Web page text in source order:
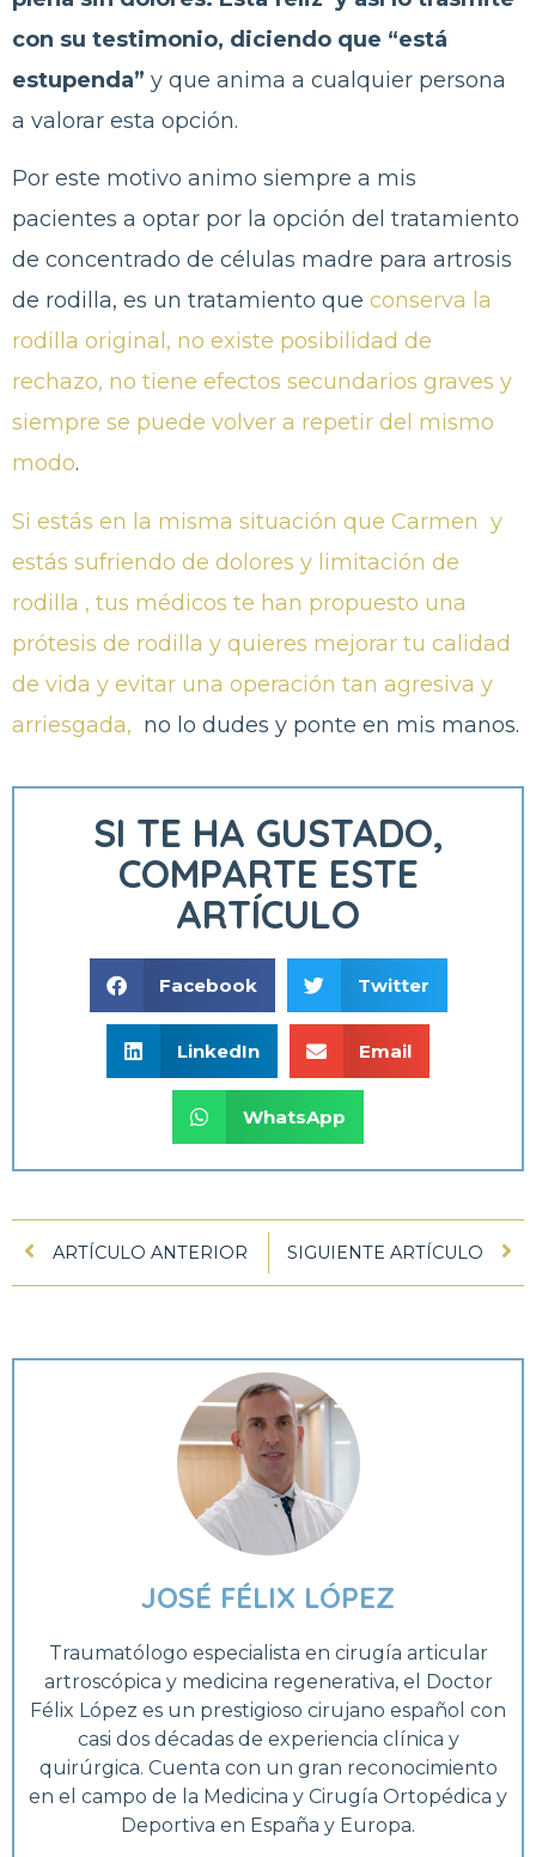
con su testimonio, diciendo que “está
estupenda” y que anima a cualquier persona
a valorar esta opción.
Por este motivo animo siempre a mis
pacientes a optar por la opción del tratamiento
de concentrado de células madre para artrosis
de rodilla, es un tratamiento que conserva la
rodilla original, no existe posibilidad de
rechazo, no tiene efectos secundarios graves y
siempre se puede volver a repetir del mismo
modo.
Si estás en la misma situación que Carmen y
estás sufriendo de dolores y limitación de
rodilla , tus médicos te han propuesto una
prótesis de rodilla y quieres mejorar tu calidad
de vida y evitar una operación tan agresiva y
arriesgada, no lo dudes y ponte en mis manos.
SI TE HA GUSTADO,
COMPARTE ESTE
ARTÍCULO
Facebook Twitter
LinkedIn Email
WhatsApp
ARTÍCULO ANTERIOR SIGUIENTE ARTÍCULO
JOSÉ FÉLIX LÓPEZ
Traumatólogo especialista en cirugía articular
artroscópica y medicina regenerativa, el Doctor
Félix López es un prestigioso cirujano español con
casi dos décadas de experiencia clínica y
quirúrgica. Cuenta con un gran reconocimiento
en el campo de la Medicina y Cirugía Ortopédica y
Deportiva en España y Europa.